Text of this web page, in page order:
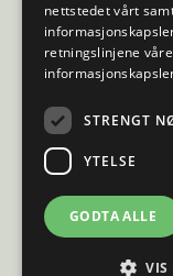
Norge
nettstedet vårt
retningslinjene
STRENGT
YTELSE
GODTA ALLE
VIS